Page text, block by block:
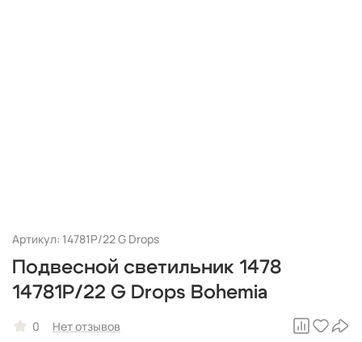
Артикул: 14781P/22 G Drops
Подвесной светильник 1478
14781P/22 G Drops Bohemia
0 Нет отзывов